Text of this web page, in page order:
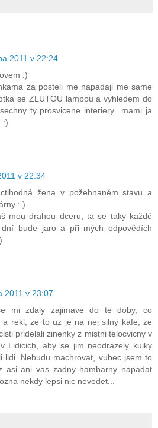
2011 v 22:24
:)
za posteli me napadaji me same
se ZLUTOU lampou a vyhledem do
ty prosvicene interiery.. mami ja
:)
v 22:34
žena v požehnaném stavu a
)
mou drahou dceru, ta se taky každé
bude jaro a při mých odpovědích
2011 v 23:07
mi zdaly zajimave do te doby, co
a rekl, ze to uz je na nej silny kafe, ze
pridelali zinenky z mistni telocvicny v
Lidicich, aby se jim neodrazely kulky
lidi. Nebudu machrovat, vubec jsem to
asi ani vas zadny hambarny napadat
nekdy lepsi nic nevedet...